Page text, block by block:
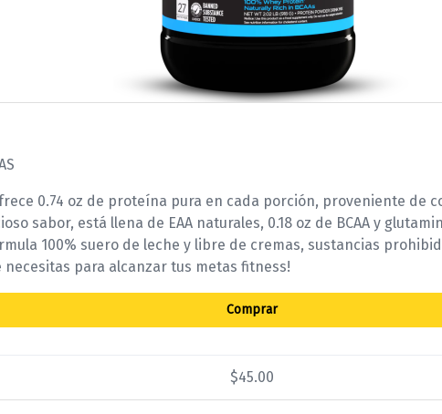
0.74 oz de proteína pura en cada porción, proveniente de
sabor, está llena de EAA naturales, 0.18 oz de BCAA y
100% suero de leche y libre de cremas, sustancias
necesitas para alcanzar tus metas fitness!
Comprar
$45.00